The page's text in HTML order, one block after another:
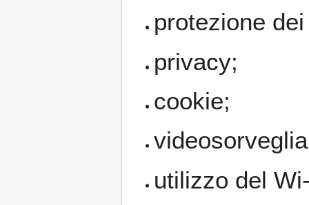
protezione
privacy;
cookie;
utilizzo del